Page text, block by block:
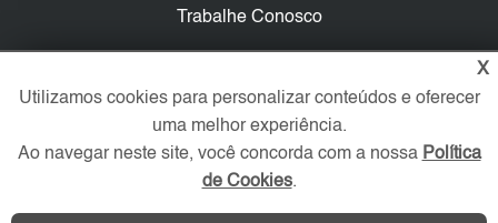
Trabalhe Conosco
Redes Sociais
X
Utilizamos cookies para personalizar conteúdos e oferecer
uma melhor experiência.
Ao navegar neste site, você concorda com a nossa Política
de Cookies.